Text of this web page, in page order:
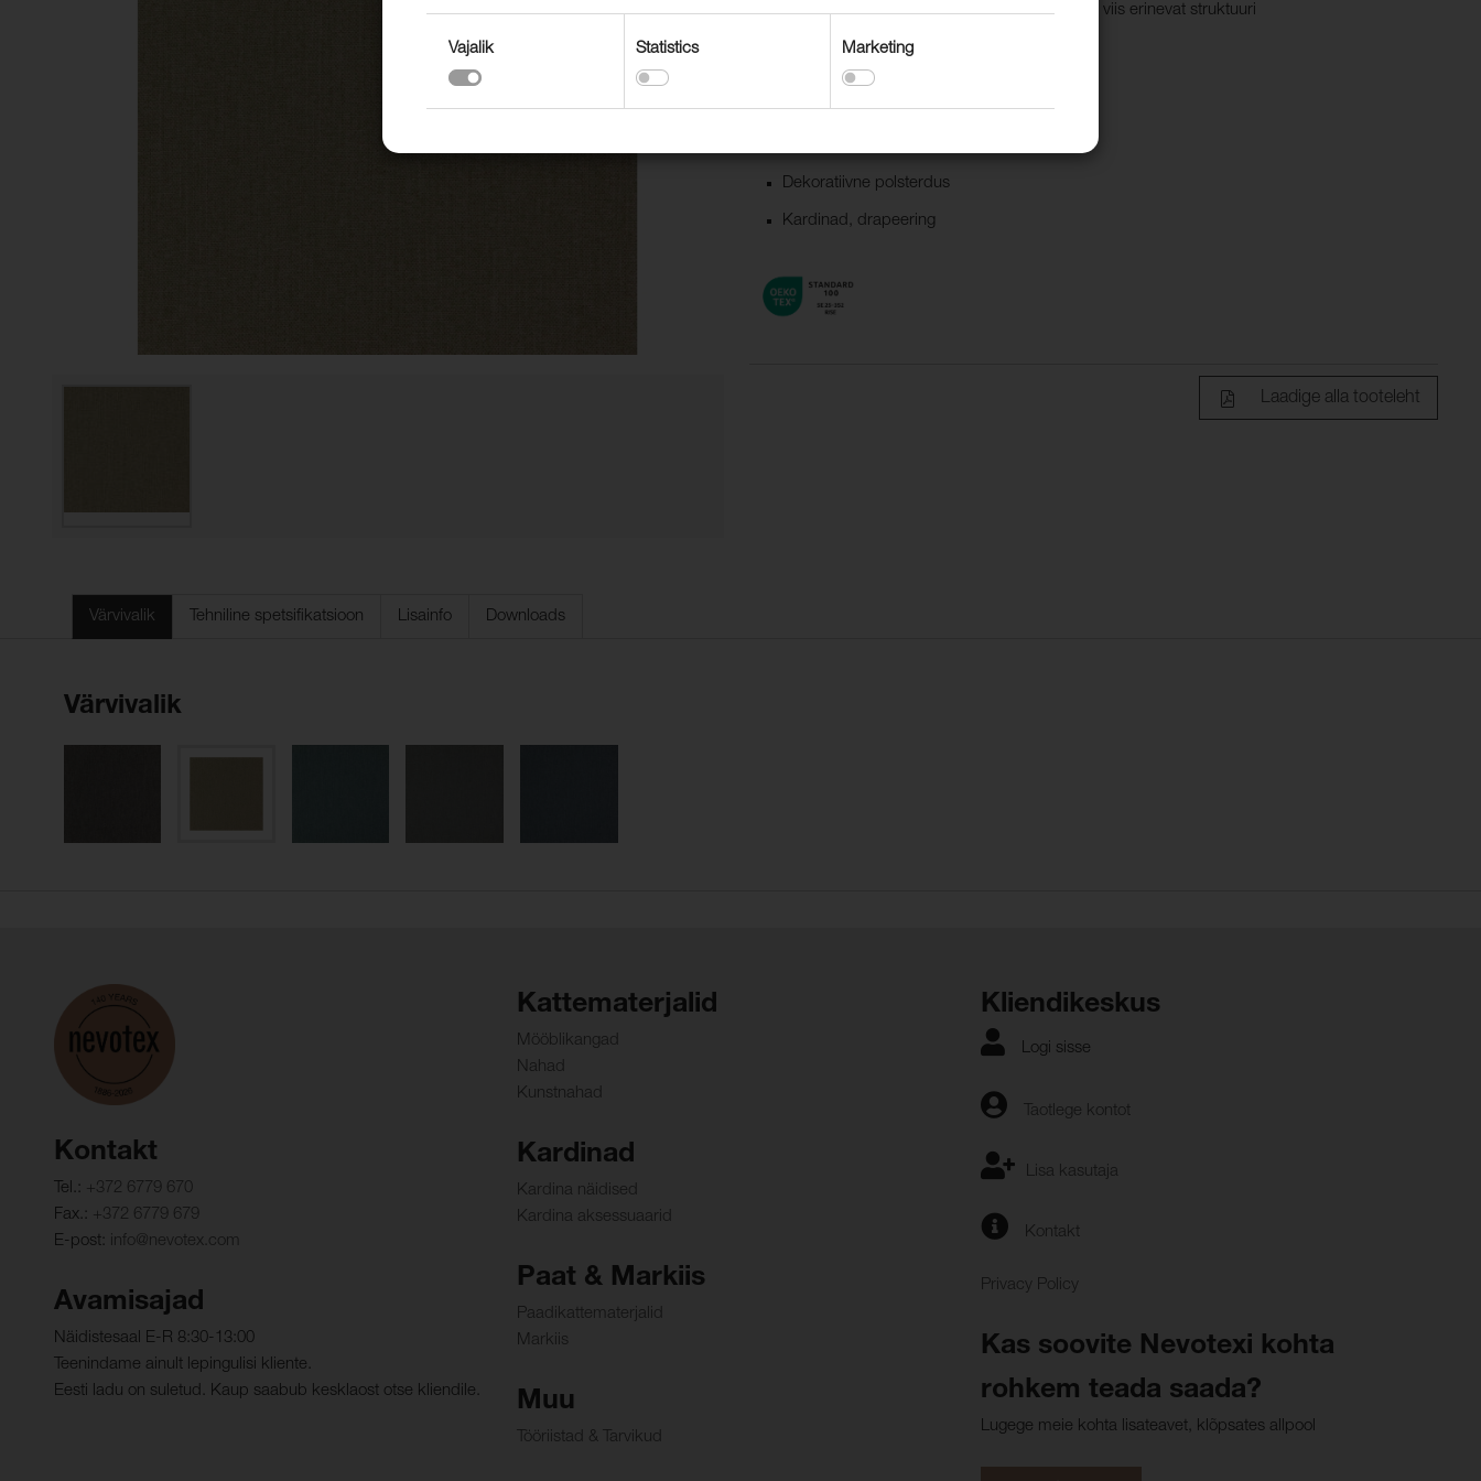
Pimendava kardinakanga Dawn kollektsioonis on viis erinevat struktuuri
Dekoratiivne polsterdus
Kardinad, drapeering
Laadige alla tooteleht
Värvivalik Tehniline spetsifikatsioon Lisainfo Downloads
Värvivalik
Kontakt
Tel.: +372 6779 670
Fax.: +372 6779 679
E-post: info@nevotex.com
Avamisajad
Näidistesaal E-R 8:30-13:00
Teenindame ainult lepingulisi kliente.
Eesti ladu on suletud. Kaup saabub kesklaost otse kliendile.
Kattematerjalid
Mööblikangad
Nahad
Kunstnahad
Kardinad
Kardina näidised
Kardina aksessuaarid
Paat & Markiis
Paadikattematerjalid
Markiis
Muu
Tööriistad & Tarvikud
Kliendikeskus
Logi sisse
Taotlege kontot
Lisa kasutaja
Kontakt
Privacy Policy
Kas soovite Nevotexi kohta
rohkem teada saada?
Lugege meie kohta lisateavet, klõpsates allpool
Vajalik Statistics Marketing